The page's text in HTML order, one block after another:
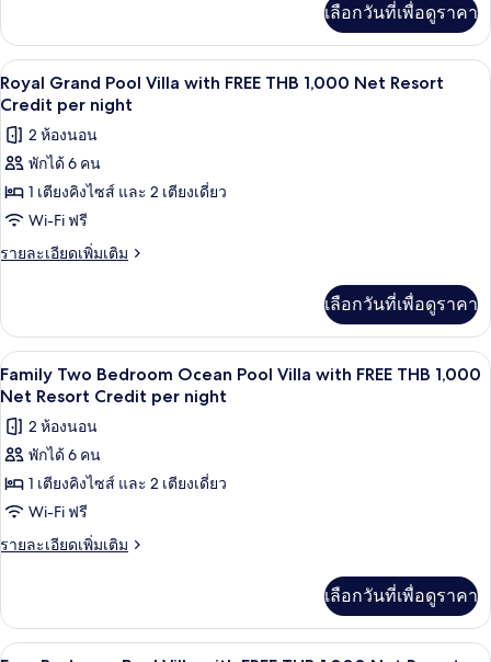
FREE
THB
1,000
Net
Resort
Credit
per
night
เกี่ยว
กับ
Seawater
Pool
Plus
with
THB
1,000
Resort
เลือกวันที่เพื่อดูราคา
เปิด
ภาพถ่าย
ทั้งหมด
ของ
Royal
Grand
Pool
FREE
THB
1,000
Net
Resort
Credit
per
night
มินิบาร์, ตู้นิรภัยในห้องพัก, เตารีด/โต๊ะ
14
Royal Grand Pool Villa with FREE THB 1,000 Net Resort
Credit per night
2 ห้องนอน
พักได้ 6 คน
1 เตียงคิงไซส์ และ 2 เตียงเดี่ยว
Wi-Fi ฟรี
รายละเอียดเพิ่มเติม
ราย
เกี่ยว
กับ
Royal
Grand
Villa
with
THB
1,000
Resort
เลือกวันที่เพื่อดูราคา
เปิด
ภาพถ่าย
ทั้งหมด
ของ
Family
Two
Bedroom
Villa
with
5
Family Two Bedroom Ocean Pool Villa with FREE THB 1,000
Net Resort Credit per night
2 ห้องนอน
พักได้ 6 คน
1 เตียงคิงไซส์ และ 2 เตียงเดี่ยว
Wi-Fi ฟรี
รายละเอียดเพิ่มเติม
ราย
เกี่ยว
กับ
เลือกวันที่เพื่อดูราคา
เปิด